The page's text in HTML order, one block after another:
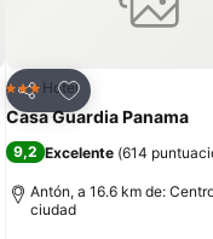
Compartir
Agregar a
3 Estrellas
Hotel
Casa Guardia Panama
9,2 Excelente (614
Antón, a 16.6 km de:
ciudad